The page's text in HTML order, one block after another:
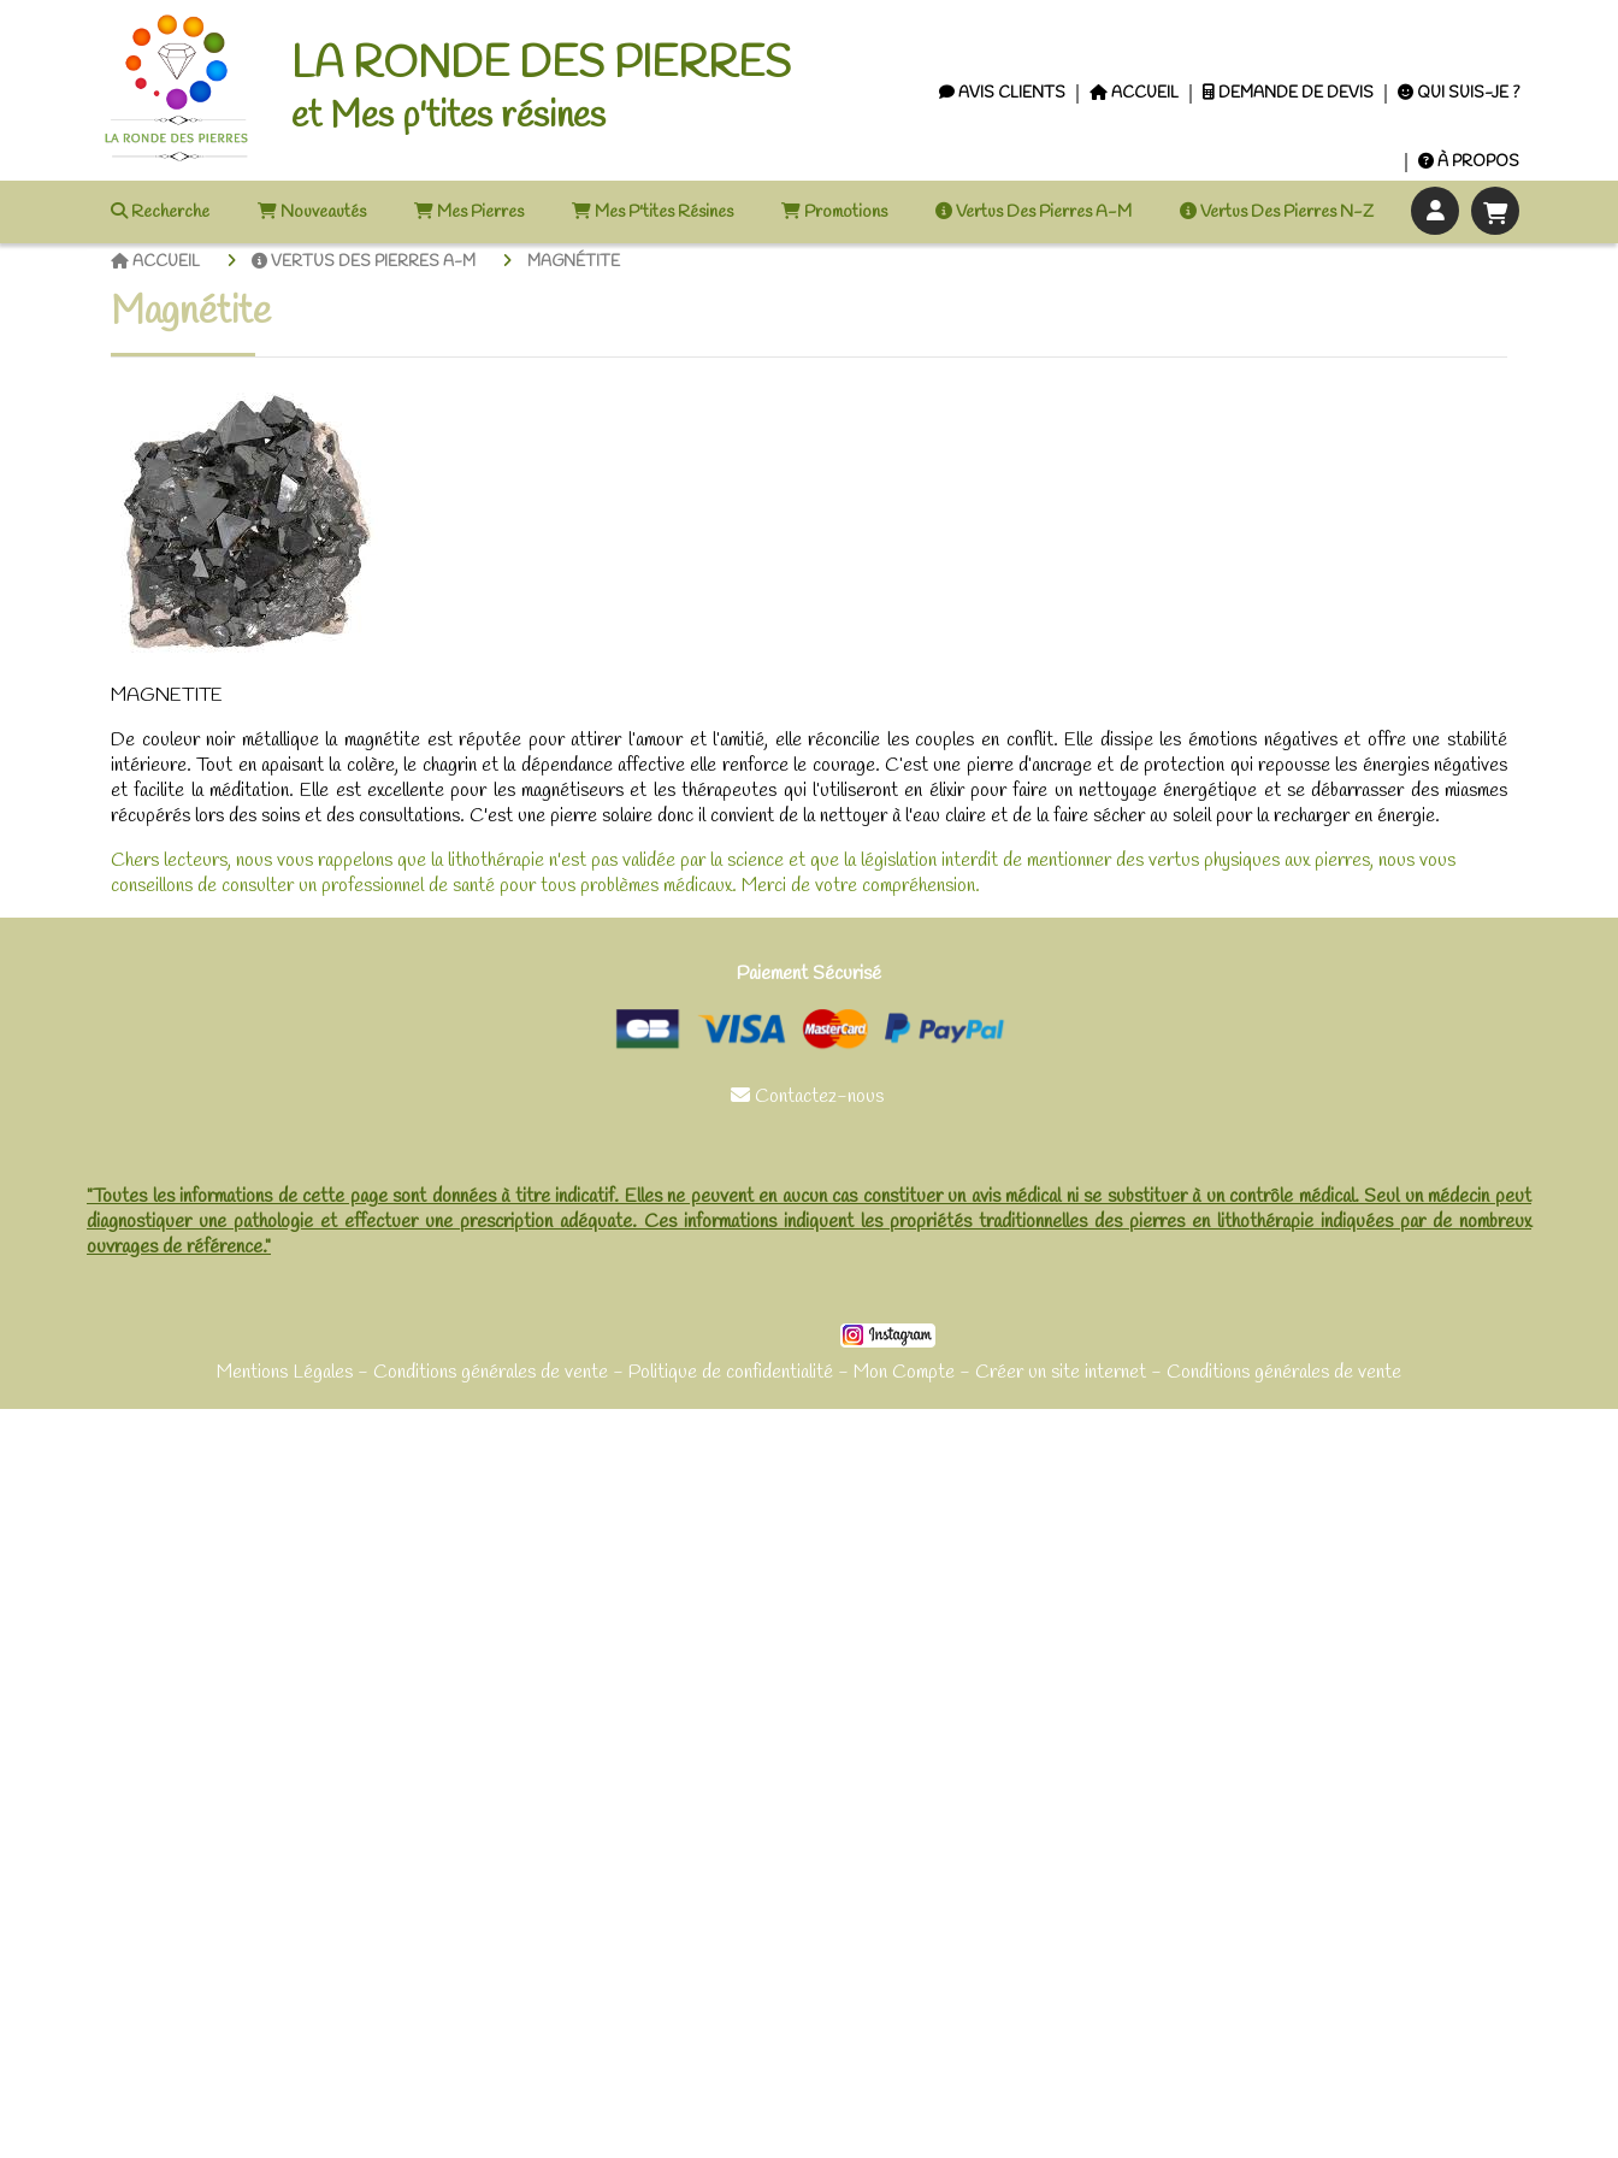
LA RONDE DES PIERRES
et Mes p'tites résines AVIS CLIENTS ACCUEIL DEMANDE DE DEVIS QUI SUIS-JE ?
À PROPOS
Recherche Nouveautés Mes Pierres Mes P'tites Résines Promotions Vertus Des Pierres A-M Vertus Des Pierres N-Z
ACCUEIL VERTUS DES PIERRES A-M MAGNÉTITE
Magnétite
MAGNETITE
De couleur noir métallique la magnétite est réputée pour attirer l’amour et l’amitié, elle réconcilie les couples en conflit. Elle dissipe les émotions négatives et offre une stabilité
intérieure. Tout en apaisant la colère, le chagrin et la dépendance affective elle renforce le courage. C’est une pierre d’ancrage et de protection qui repousse les énergies négatives
et facilite la méditation. Elle est excellente pour les magnétiseurs et les thérapeutes qui l’utiliseront en élixir pour faire un nettoyage énergétique et se débarrasser des miasmes
récupérés lors des soins et des consultations. C'est une pierre solaire donc il convient de la nettoyer à l'eau claire et de la faire sécher au soleil pour la recharger en énergie.
Chers lecteurs, nous vous rappelons que la lithothérapie n'est pas validée par la science et que la législation interdit de mentionner des vertus physiques aux pierres, nous vous
conseillons de consulter un professionnel de santé pour tous problèmes médicaux. Merci de votre compréhension.
Paiement Sécurisé
Contactez-nous
"Toutes les informations de cette page sont données à titre indicatif. Elles ne peuvent en aucun cas constituer un avis médical ni se substituer à un contrôle médical. Seul un médecin peut
diagnostiquer une pathologie et effectuer une prescription adéquate. Ces informations indiquent les propriétés traditionnelles des pierres en lithothérapie indiquées par de nombreux
ouvrages de référence."
Mentions Légales Conditions générales de vente Politique de confidentialité Mon Compte Créer un site internet Conditions générales de vente